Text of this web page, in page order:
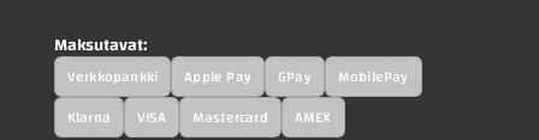
Maksutavat:
Verkkopankki Apple Pay GPay
MobilePay
Klarna
VISA Mastercard AMEX